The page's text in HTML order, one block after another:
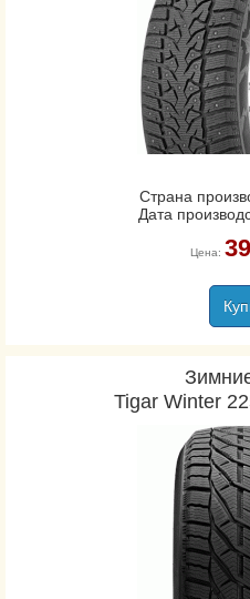
Страна
Дата
Цена:
Tigar Winter